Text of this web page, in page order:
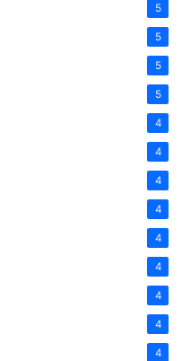
5
5
5
5
4
4
4
4
4
4
4
4
4